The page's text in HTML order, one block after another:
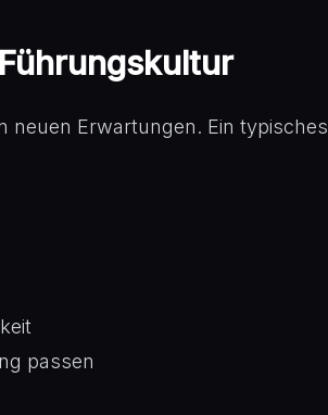
neuen Erwartungen. Ein typisches
passen